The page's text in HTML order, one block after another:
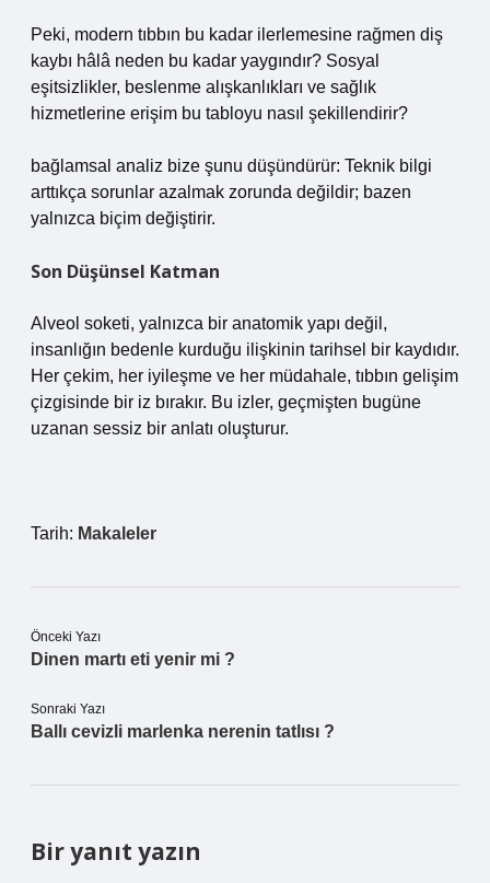
Peki, modern tıbbın bu kadar ilerlemesine rağmen diş
kaybı hâlâ neden bu kadar yaygındır? Sosyal
eşitsizlikler, beslenme alışkanlıkları ve sağlık
hizmetlerine erişim bu tabloyu nasıl şekillendirir?
bağlamsal analiz bize şunu düşündürür: Teknik bilgi
arttıkça sorunlar azalmak zorunda değildir; bazen
yalnızca biçim değiştirir.
Son Düşünsel Katman
Alveol soketi, yalnızca bir anatomik yapı değil,
insanlığın bedenle kurduğu ilişkinin tarihsel bir kaydıdır.
Her çekim, her iyileşme ve her müdahale, tıbbın gelişim
çizgisinde bir iz bırakır. Bu izler, geçmişten bugüne
uzanan sessiz bir anlatı oluşturur.
Tarih: Makaleler
Önceki Yazı
Dinen martı eti yenir mi ?
Sonraki Yazı
Ballı cevizli marlenka nerenin tatlısı ?
Bir yanıt yazın